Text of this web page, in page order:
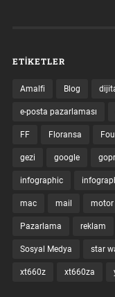
ETIKETLER
Amalfi Blog
e-posta pazarlaması
FF Floransa
gezi google
infographic
mac mail motor
Pazarlama reklam
Sosyal Medya star
xt660z xt660za